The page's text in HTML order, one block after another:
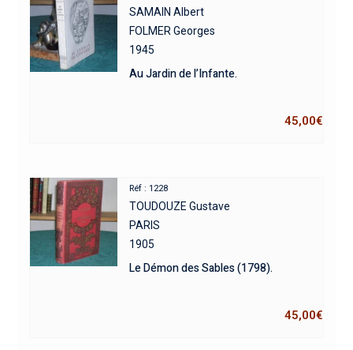
SAMAIN Albert
FOLMER Georges
1945
Au Jardin de l’Infante.
45,00€
Réf : 1228
TOUDOUZE Gustave
PARIS
1905
Le Démon des Sables (1798).
45,00€